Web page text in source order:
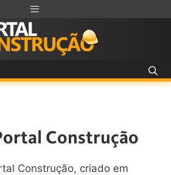
Construção
Construção, criado em